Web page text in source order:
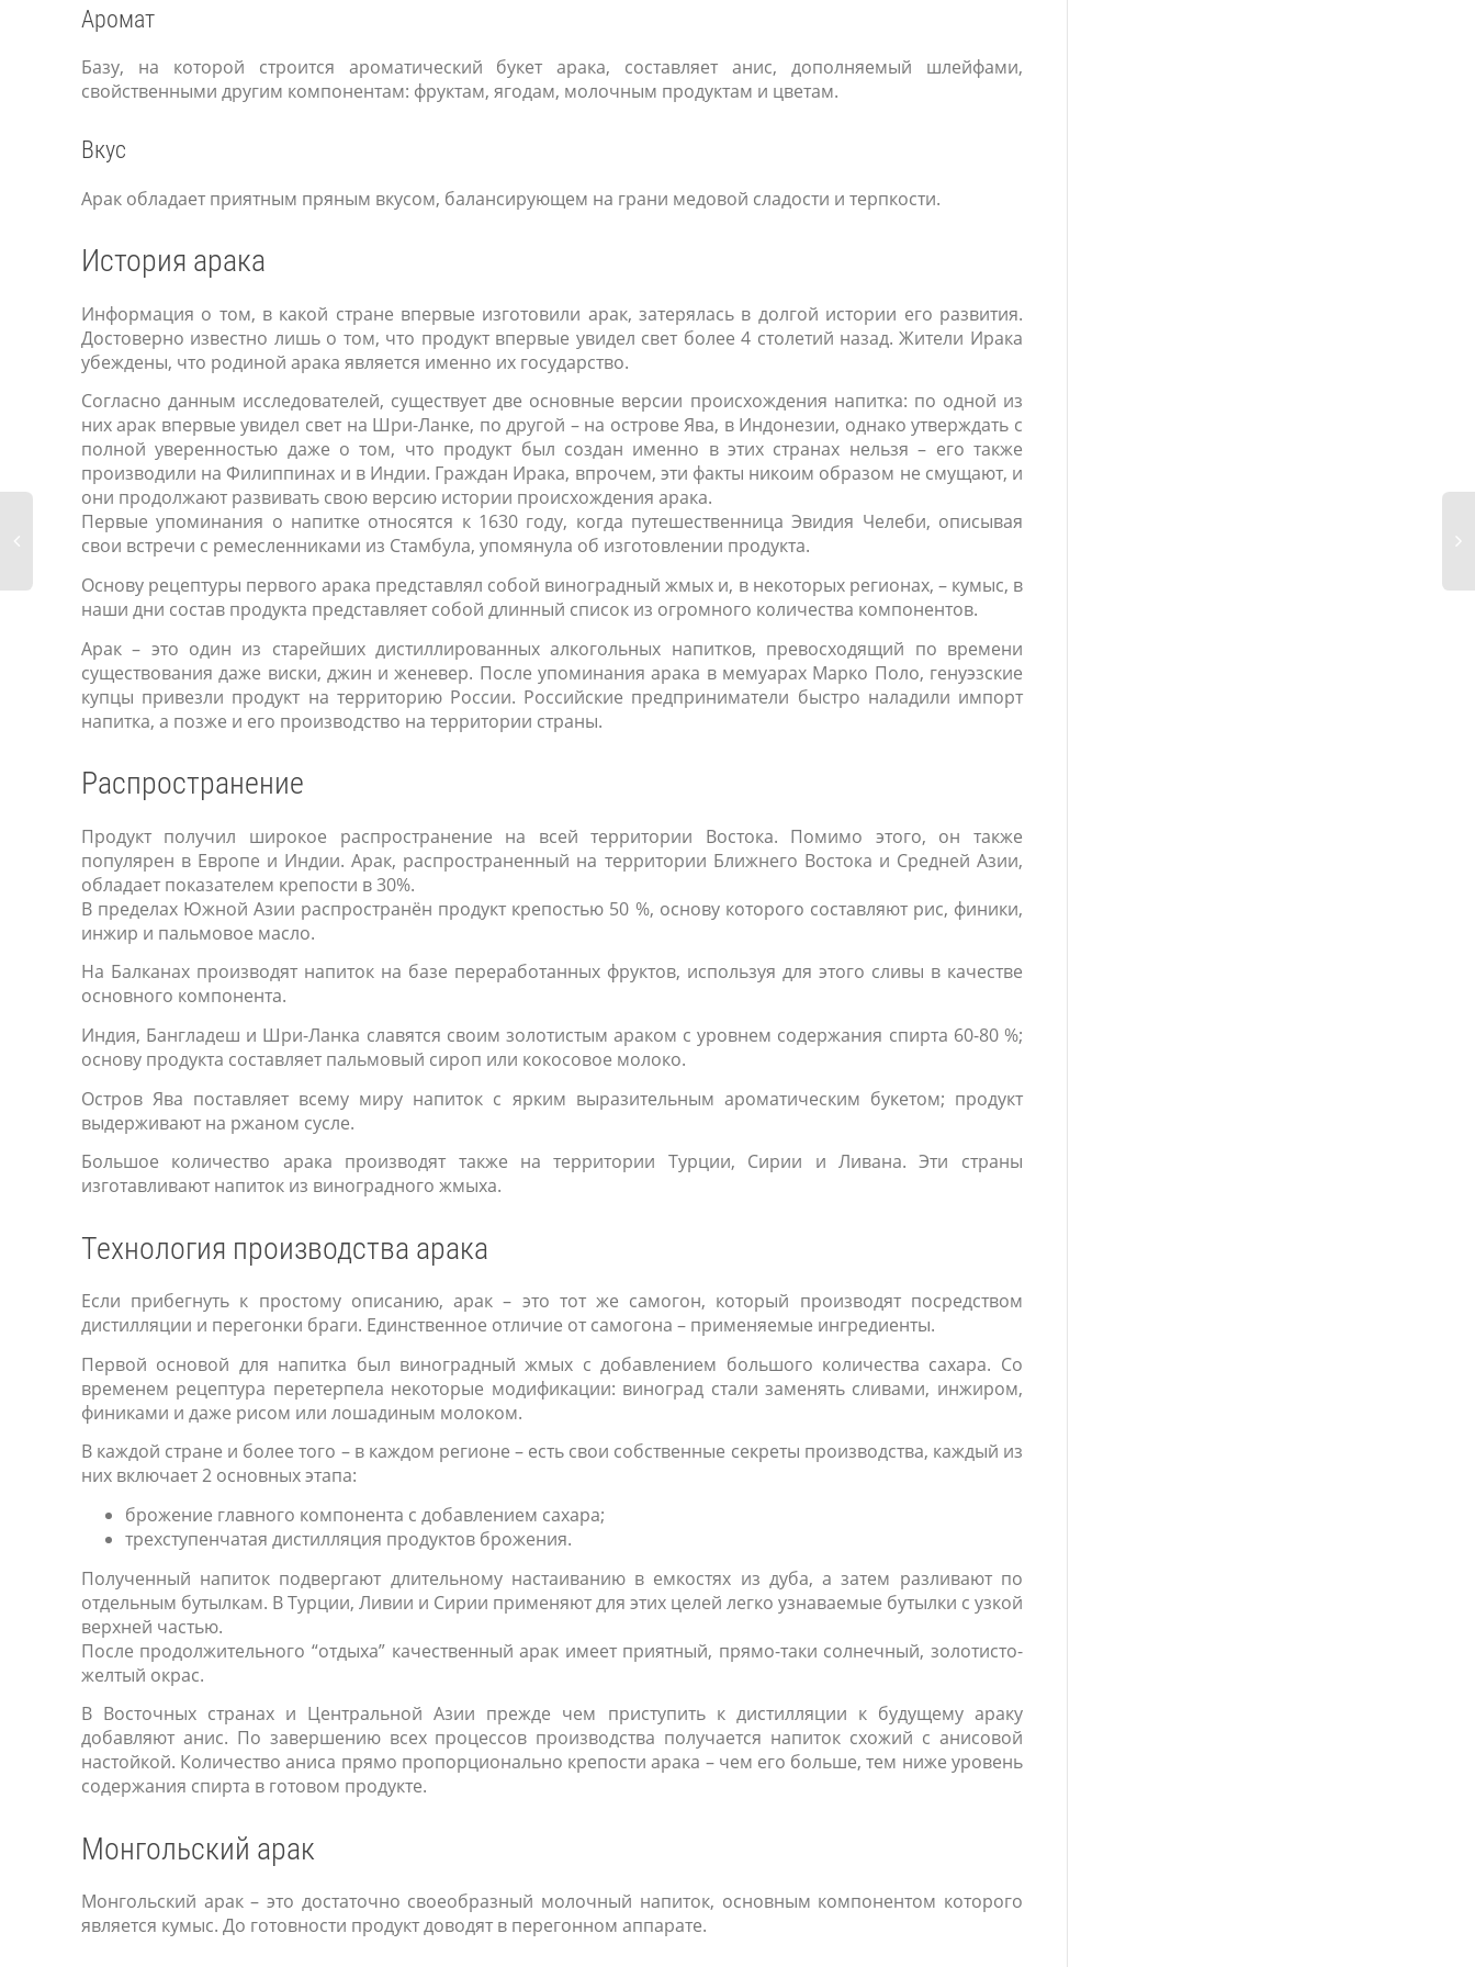
Аромат
Базу, на которой строится ароматический букет арака, составляет анис, дополняемый шлейфами,
свойственными другим компонентам: фруктам, ягодам, молочным продуктам и цветам.
Вкус
Арак обладает приятным пряным вкусом, балансирующем на грани медовой сладости и терпкости.
История арака
Информация о том, в какой стране впервые изготовили арак, затерялась в долгой истории его развития.
Достоверно известно лишь о том, что продукт впервые увидел свет более 4 столетий назад. Жители Ирака
убеждены, что родиной арака является именно их государство.
Согласно данным исследователей, существует две основные версии происхождения напитка: по одной из
них арак впервые увидел свет на Шри-Ланке, по другой – на острове Ява, в Индонезии, однако утверждать с
полной уверенностью даже о том, что продукт был создан именно в этих странах нельзя – его также
производили на Филиппинах и в Индии. Граждан Ирака, впрочем, эти факты никоим образом не смущают, и
они продолжают развивать свою версию истории происхождения арака.
Первые упоминания о напитке относятся к 1630 году, когда путешественница Эвидия Челеби, описывая
свои встречи с ремесленниками из Стамбула, упомянула об изготовлении продукта.
Основу рецептуры первого арака представлял собой виноградный жмых и, в некоторых регионах, – кумыс, в
наши дни состав продукта представляет собой длинный список из огромного количества компонентов.
Арак – это один из старейших дистиллированных алкогольных напитков, превосходящий по времени
существования даже виски, джин и женевер. После упоминания арака в мемуарах Марко Поло, генуэзские
купцы привезли продукт на территорию России. Российские предприниматели быстро наладили импорт
напитка, а позже и его производство на территории страны.
Распространение
Продукт получил широкое распространение на всей территории Востока. Помимо этого, он также
популярен в Европе и Индии. Арак, распространенный на территории Ближнего Востока и Средней Азии,
обладает показателем крепости в 30%.
В пределах Южной Азии распространён продукт крепостью 50 %, основу которого составляют рис, финики,
инжир и пальмовое масло.
На Балканах производят напиток на базе переработанных фруктов, используя для этого сливы в качестве
основного компонента.
Индия, Бангладеш и Шри-Ланка славятся своим золотистым араком с уровнем содержания спирта 60-80 %;
основу продукта составляет пальмовый сироп или кокосовое молоко.
Остров Ява поставляет всему миру напиток с ярким выразительным ароматическим букетом; продукт
выдерживают на ржаном сусле.
Большое количество арака производят также на территории Турции, Сирии и Ливана. Эти страны
изготавливают напиток из виноградного жмыха.
Технология производства арака
Если прибегнуть к простому описанию, арак – это тот же самогон, который производят посредством
дистилляции и перегонки браги. Единственное отличие от самогона – применяемые ингредиенты.
Первой основой для напитка был виноградный жмых с добавлением большого количества сахара. Со
временем рецептура перетерпела некоторые модификации: виноград стали заменять сливами, инжиром,
финиками и даже рисом или лошадиным молоком.
В каждой стране и более того – в каждом регионе – есть свои собственные секреты производства, каждый из
них включает 2 основных этапа:
брожение главного компонента с добавлением сахара;
трехступенчатая дистилляция продуктов брожения.
Полученный напиток подвергают длительному настаиванию в емкостях из дуба, а затем разливают по
отдельным бутылкам. В Турции, Ливии и Сирии применяют для этих целей легко узнаваемые бутылки с узкой
верхней частью.
После продолжительного “отдыха” качественный арак имеет приятный, прямо-таки солнечный, золотисто-
желтый окрас.
В Восточных странах и Центральной Азии прежде чем приступить к дистилляции к будущему араку
добавляют анис. По завершению всех процессов производства получается напиток схожий с анисовой
настойкой. Количество аниса прямо пропорционально крепости арака – чем его больше, тем ниже уровень
содержания спирта в готовом продукте.
Монгольский арак
Монгольский арак – это достаточно своеобразный молочный напиток, основным компонентом которого
является кумыс. До готовности продукт доводят в перегонном аппарате.